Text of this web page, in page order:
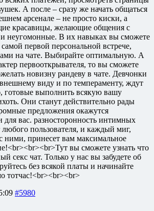
А после – сразу же начать общаться
арсенале – не просто киски, а
красавицы, желающие общения с
и неугомонные. В их навыках вы сможете
первой персональной встрече,
на чате. Выбирайте оптимальную. А
первооткрывателя, то вы сможете
новизну рандеву в чате. Девчонки
виду и по темпераменту, ждут
готовые выполнить всякую вашу
Они станут действительно рады
предложения окажутся
вас. разносторонность интимных
пользователя, и каждый миг,
ними, принесет вам максимальное
вы сможете узнать что
секс чат. Только у нас вы забудете об
без всякой платы и начинайте
тотчас!<br><br><br>
#5980